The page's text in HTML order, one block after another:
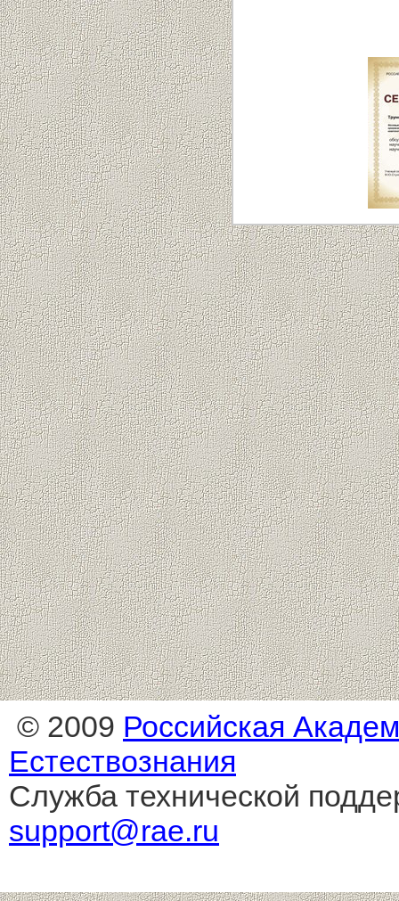
© 2009 Российская
Естествознания
Служба технической
support@rae.ru